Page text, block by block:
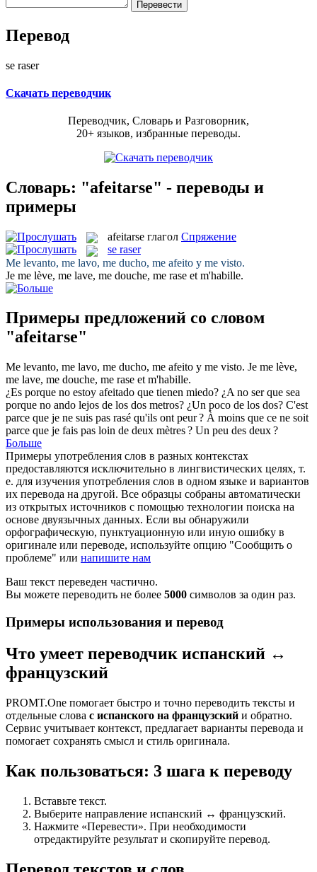
Перевод
se raser
Скачать переводчик
Переводчик, Словарь и Разговорник,
20+ языков, избранные переводы.
Словарь: "afeitarse" - переводы и
примеры
afeitarse глагол Спряжение
se raser
Me levanto, me lavo, me ducho, me afeito y me visto.
Je me lève, me lave, me douche, me rase et m'habille.
Примеры предложений со словом
"afeitarse"
Me levanto, me lavo, me ducho, me afeito y me visto. Je me lève,
me lave, me douche, me rase et m'habille.
¿Es porque no estoy afeitado que tienen miedo? ¿A no ser que sea
porque no ando lejos de los dos metros? ¿Un poco de los dos? C'est
parce que je ne suis pas rasé qu'ils ont peur ? À moins que ce ne soit
parce que je fais pas loin de deux mètres ? Un peu des deux ?
Больше
Примеры употребления слов в разных контекстах
предоставляются исключительно в лингвистических целях, т.
е. для изучения употребления слов в одном языке и вариантов
их перевода на другой. Все образцы собраны автоматически
из открытых источников с помощью технологии поиска на
основе двуязычных данных. Если вы обнаружили
орфографическую, пунктуационную или иную ошибку в
оригинале или переводе, используйте опцию "Сообщить о
проблеме" или напишите нам
Ваш текст переведен частично.
Вы можете переводить не более 5000 символов за один раз.
Примеры использования и перевод
Что умеет переводчик испанский ↔
французский
PROMT.One помогает быстро и точно переводить тексты и
отдельные слова с испанского на французский и обратно.
Сервис учитывает контекст, предлагает варианты перевода и
помогает сохранять смысл и стиль оригинала.
Как пользоваться: 3 шага к переводу
Вставьте текст.
Выберите направление испанский ↔ французский.
Нажмите «Перевести». При необходимости
отредактируйте результат и скопируйте перевод.